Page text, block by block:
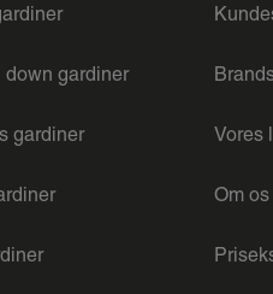
down gardiner
gardiner Vores
Om os